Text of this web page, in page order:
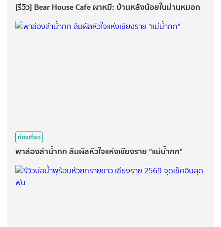
[รีวิว] Bear House Cafe ผาหมี: บ้านหลังน้อยในม่านหมอก
ท่องเที่ยว
พาล่องลำน้ำกก สัมผัสหัวใจแห่งเชียงราย "แม่น้ำกก"